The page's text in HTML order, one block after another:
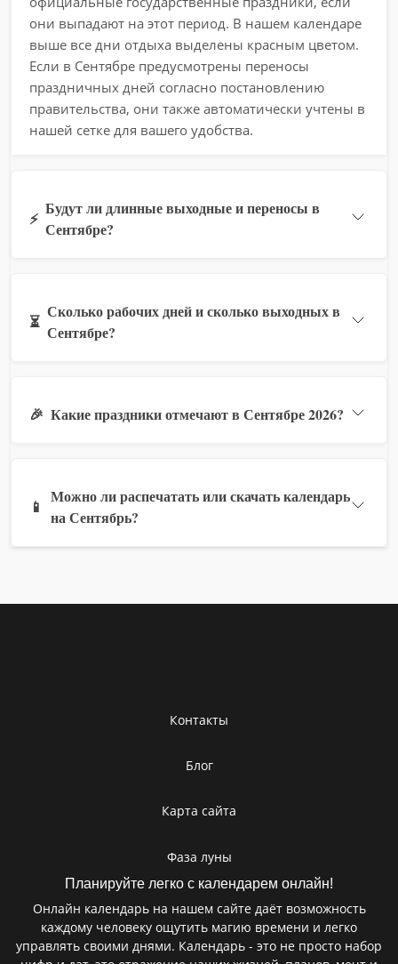
они выпадают на этот период. В нашем календаре
выше все дни отдыха выделены красным цветом.
Если в Сентябре предусмотрены переносы
праздничных дней согласно постановлению
правительства, они также автоматически учтены в
нашей сетке для вашего удобства.
⚡
Будут ли длинные выходные и переносы в
Сентябре?
⏳
Сколько рабочих дней и сколько выходных в
Сентябре?
🎉 Какие праздники отмечают в Сентябре 2026?
📱
Можно ли распечатать или скачать календарь
на Сентябрь?
Контакты
Блог
Карта сайта
Фаза луны
Планируйте легко с календарем онлайн!
Онлайн календарь на нашем сайте даёт возможность
каждому человеку ощутить магию времени и легко
управлять своими днями. Календарь - это не просто набор